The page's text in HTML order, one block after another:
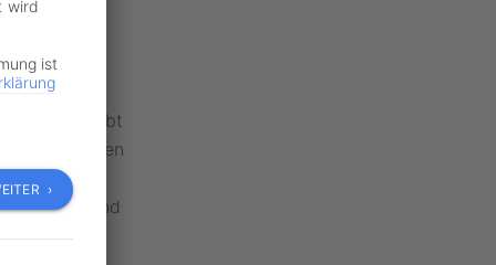
wird, bleibt
werden
Walter
und
wird
ist
›